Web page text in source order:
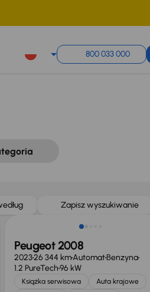
800 033 000
Zapisz wyszukiwanie
Peugeot 2008
202326 344 kmAutomatBenzyna
1.2 PureTech96 kW
Książka serwisowa
Auta krajowe